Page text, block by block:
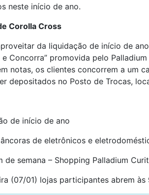
neste início de ano.
Corolla Cross
da liquidação de início de
e Concorra” promovida pelo
notas, os clientes concorrem a um
depositados no Posto de Trocas,
de início de ano
de eletrônicos e
de semana – Shopping Palladium
(07/01) lojas participantes abrem às